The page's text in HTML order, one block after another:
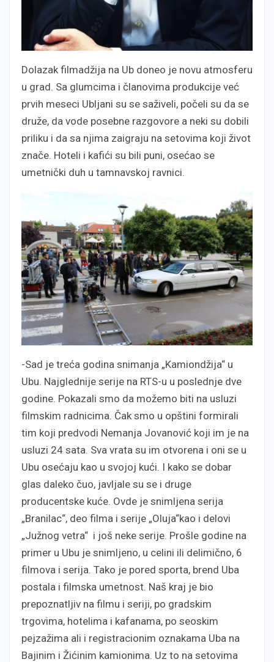
Dolazak filmadžija na Ub doneo je novu atmosferu
u grad. Sa glumcima i članovima produkcije već
prvih meseci Ubljani su se saživeli, počeli su da se
druže, da vode posebne razgovore a neki su dobili
priliku i da sa njima zaigraju na setovima koji život
znače. Hoteli i kafići su bili puni, osećao se
umetnički duh u tamnavskoj ravnici.
-Sad je treća godina snimanja „Kamiondžija“ u
Ubu. Najglednije serije na RTS-u u poslednje dve
godine. Pokazali smo da možemo biti na usluzi
filmskim radnicima. Čak smo u opštini formirali
tim koji predvodi Nemanja Jovanović koji im je na
usluzi 24 sata. Sva vrata su im otvorena i oni se u
Ubu osećaju kao u svojoj kući. I kako se dobar
glas daleko čuo, javljale su se i druge
producentske kuće. Ovde je snimljena serija
„Branilac“, deo filma i serije „Oluja“kao i delovi
„Južnog vetra“ i još neke serije. Prošle godine na
primer u Ubu je snimljeno, u celini ili delimično, 6
filmova i serija. Tako je pored sporta, brend Uba
postala i filmska umetnost. Naš kraj je bio
prepoznatljiv na filmu i seriji, po gradskim
trgovima, hotelima i kafanama, po seoskim
pejzažima ali i registracionim oznakama Uba na
Bajinim i Žićinim kamionima. Uz to na setovima